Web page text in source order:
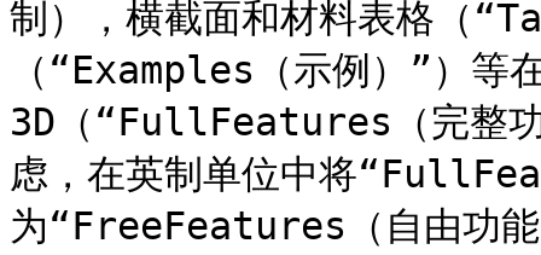
制），横截面和材料表格（
（“Examples（示例）”）等
3D（“FullFeatures（完整
虑，在英制单位中将
为“FreeFeatures（自由功